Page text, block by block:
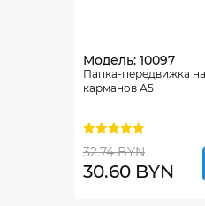
Модель: 10097
Папка-передвижка
карманов А5
32.74 BYN
30.60 BYN